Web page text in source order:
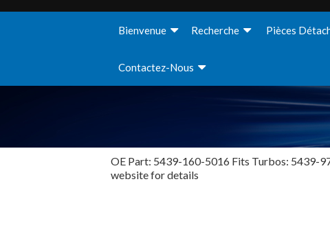
Bienvenue Recherche Pièces
Contactez-Nous
OE Part: 5439-160-5016 Fits Turbos: 5439-
website for details